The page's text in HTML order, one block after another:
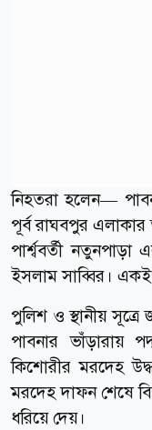
নিহতরা হলেন—
পূর্ব রাঘবপুর
পার্শ্ববর্তী
ইসলাম সাব্বির।
পুলিশ ও স্থানীয়
পাবনার ভাঁড়ারায়
কিশোরীর মরদেহ
মরদেহ দাফন শেষে
ধরিয়ে দেয়।